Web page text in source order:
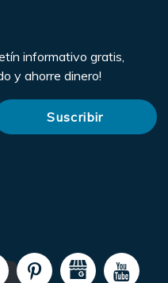
informativo gratis,
y ahorre dinero!